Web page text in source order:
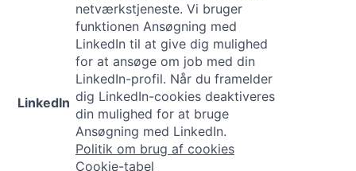
LinkedIn
netværkstjeneste. Vi bruger
funktionen Ansøgning med
LinkedIn til at give dig mulighed
for at ansøge om job med din
LinkedIn-profil. Når du framelder
dig LinkedIn-cookies deaktiveres
din mulighed for at bruge
Ansøgning med LinkedIn.
Politik om brug af cookies
Cookie-tabel